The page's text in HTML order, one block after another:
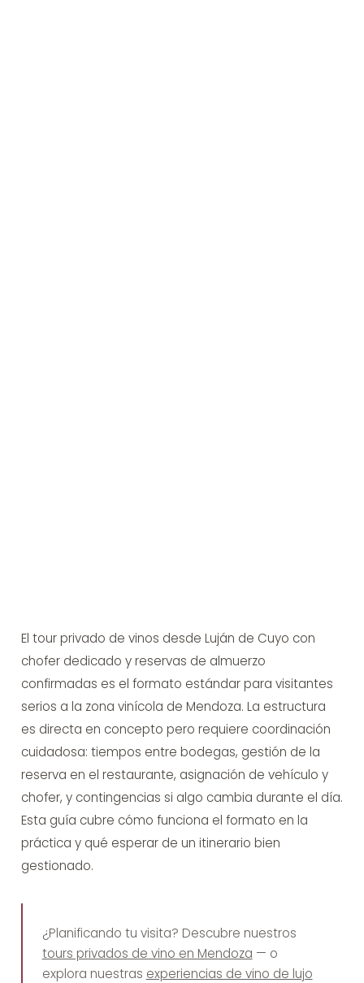
El tour privado de vinos desde Luján de Cuyo con
chofer dedicado y reservas de almuerzo
confirmadas es el formato estándar para visitantes
serios a la zona vinícola de Mendoza. La estructura
es directa en concepto pero requiere coordinación
cuidadosa: tiempos entre bodegas, gestión de la
reserva en el restaurante, asignación de vehículo y
chofer, y contingencias si algo cambia durante el día.
Esta guía cubre cómo funciona el formato en la
práctica y qué esperar de un itinerario bien
gestionado.
¿Planificando tu visita? Descubre nuestros
tours privados de vino en Mendoza — o
explora nuestras experiencias de vino de lujo